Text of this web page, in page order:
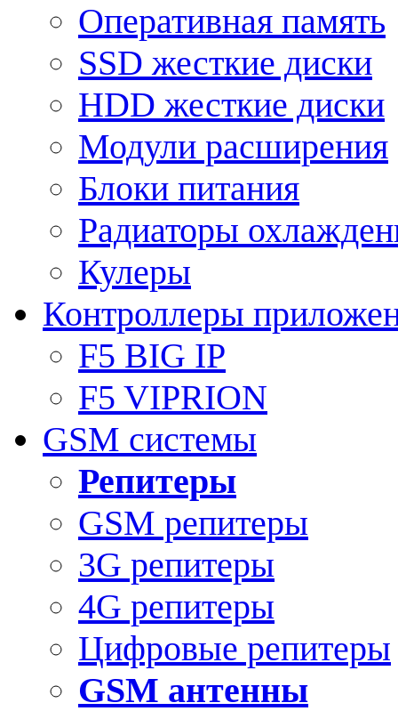
Оперативная память
SSD жесткие диски
HDD жесткие диски
Модули расширения
Блоки питания
Радиаторы
Кулеры
Контроллеры
F5 BIG IP
F5 VIPRION
GSM системы
Репитеры
GSM репитеры
3G репитеры
4G репитеры
Цифровые репитеры
GSM антенны